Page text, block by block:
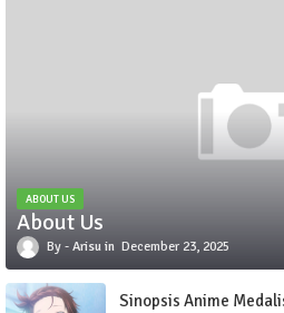
ABOUT US
About Us
Arisu December 23, 2025
Sinopsis Anime